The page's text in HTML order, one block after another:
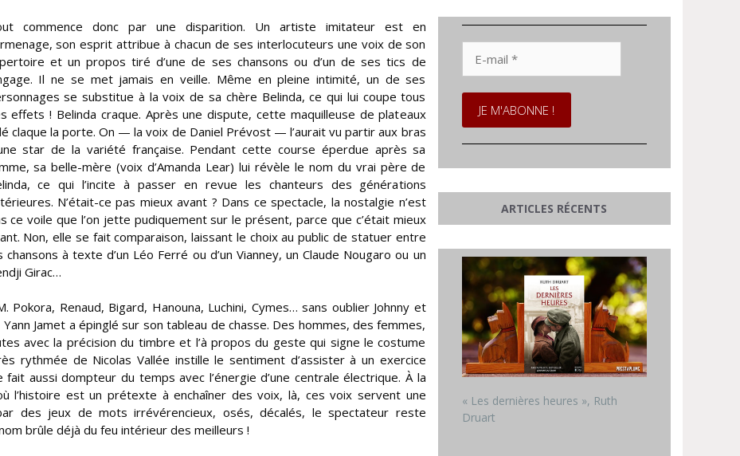
commence donc par une disparition. Un artiste imitateur est en
son esprit attribue à chacun de ses interlocuteurs une voix de son
et un propos tiré d’une de ses chansons ou d’un de ses tics de
Il ne se met jamais en veille. Même en pleine intimité, un de ses
se substitue à la voix de sa chère Belinda, ce qui lui coupe tous
effets ! Belinda craque. Après une dispute, cette maquilleuse de plateaux
claque la porte. On — la voix de Daniel Prévost — l’aurait vu partir aux bras
star de la variété française. Pendant cette course éperdue après sa
sa belle-mère (voix d’Amanda Lear) lui révèle le nom du vrai père de
ce qui l’incite à passer en revue les chanteurs des générations
N’était-ce pas mieux avant ? Dans ce spectacle, la nostalgie n’est
ce voile que l’on jette pudiquement sur le présent, parce que c’était mieux
Non, elle se fait comparaison, laissant le choix au public de statuer entre
chansons à texte d’un Léo Ferré ou d’un Vianney, un Claude Nougaro ou un
Girac…
Pokora, Renaud, Bigard, Hanouna, Luchini, Cymes… sans oublier Johnny et
Jamet a épinglé sur son tableau de chasse. Des hommes, des femmes,
avec la précision du timbre et l’à propos du geste qui signe le costume
rythmée de Nicolas Vallée instille le sentiment d’assister à un exercice
fait aussi dompteur du temps avec l’énergie d’une centrale électrique. À la
l’histoire est un prétexte à enchaîner des voix, là, ces voix servent une
des jeux de mots irrévérencieux, osés, décalés, le spectateur reste
brûle déjà du feu intérieur des meilleurs !
mail
*
ARTICLES RÉCENTS
« Les dernières heures », Ruth
Druart